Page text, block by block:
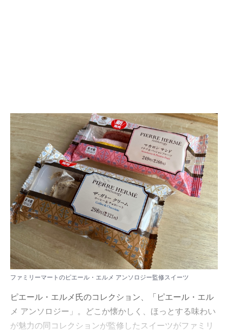
ファミリーマートのピエール・エルメ アンソロジー監修スイーツ
ピエール・エルメ氏のコレクション、「ピエール・エル
メ アンソロジー」。どこか懐かしく、ほっとする味わい
が魅力の同コレクションが監修したスイーツがファミリ